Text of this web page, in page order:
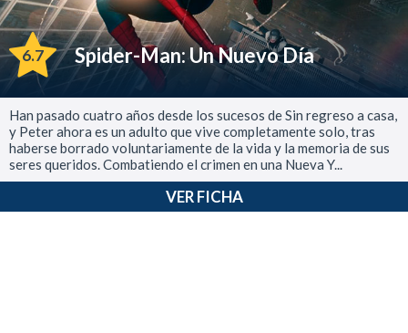
6.7 Spider-Man: Un Nuevo Día
Han pasado cuatro años desde los sucesos de Sin regreso a casa,
y Peter ahora es un adulto que vive completamente solo, tras
haberse borrado voluntariamente de la vida y la memoria de sus
seres queridos. Combatiendo el crimen en una Nueva Y...
VER FICHA